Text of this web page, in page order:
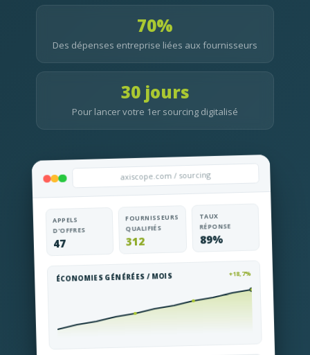
70%
Des dépenses entreprise liées aux fournisseurs
30 jours
Pour lancer votre 1er sourcing digitalisé
axiscope.com / sourcing
APPELS
D'OFFRES
47
FOURNISSEURS
QUALIFIÉS
312
TAUX
RÉPONSE
89%
ÉCONOMIES GÉNÉRÉES / MOIS +18,7%